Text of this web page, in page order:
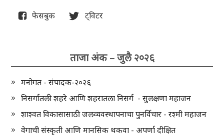
फेसबुक ट्विटर
ताजा अंक – जुलै २०२६
मनोगत - संपादक-२०२६
निसर्गातली शहरे आणि शहरातला निसर्ग - सुलक्षणा महाजन
शाश्वत विकासासाठी जलव्यवस्थापनाचा पुनर्विचार - रश्मी महाजन
वेगाची संस्कृती आणि मानसिक थकवा - अपर्णा दीक्षित